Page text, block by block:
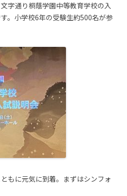
字通り桐蔭学園中等教育学校の入
。小学校6年の受験生約500名が参
もに元気に到着。まずはシンフォ